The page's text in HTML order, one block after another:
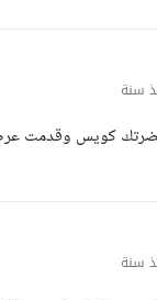
سنة
كويس وقدمت عرض
سنة